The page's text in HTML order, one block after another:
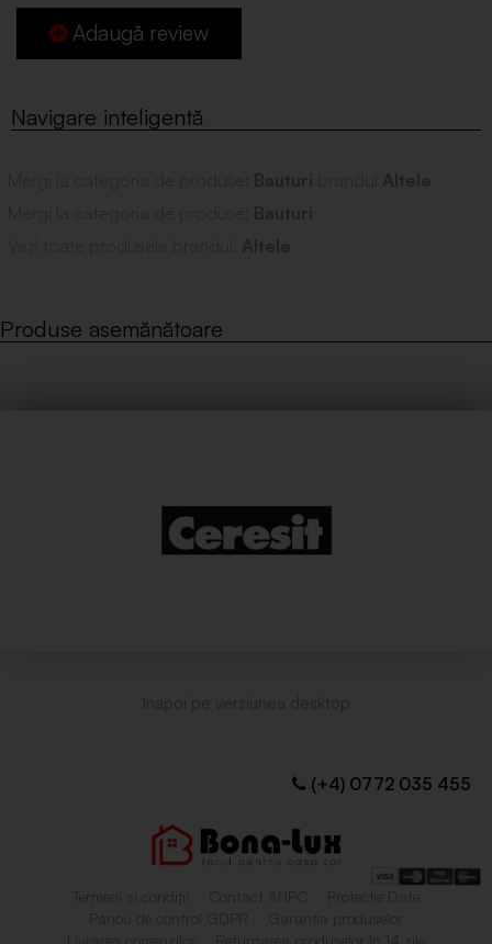
Adaugă review
Produse asemănătoare
(+4) 0772 035 455